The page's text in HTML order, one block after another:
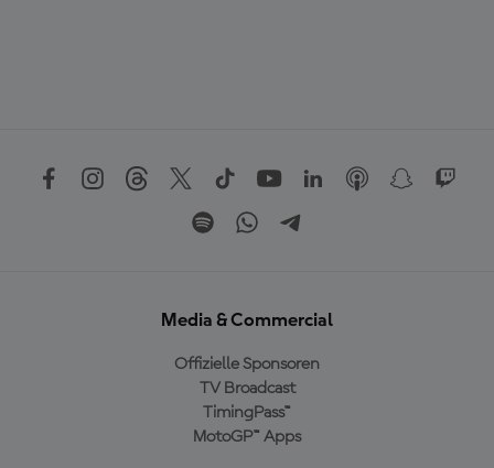
Media & Commercial
Offizielle Sponsoren
TV Broadcast
TimingPass™
MotoGP™ Apps